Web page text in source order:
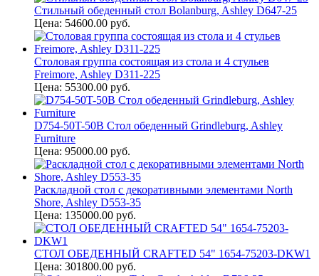
Стильный обеденный стол Bolanburg, Ashley D647-25
Цена: 54600.00 руб.
Столовая группа состоящая из стола и 4 стульев
Freimore, Ashley D311-225
Цена: 55300.00 руб.
D754-50T-50B Стол обеденный Grindleburg, Ashley
Furniture
Цена: 95000.00 руб.
Раскладной стол с декоративными элементами North
Shore, Ashley D553-35
Цена: 135000.00 руб.
СТОЛ ОБЕДЕННЫЙ CRAFTED 54" 1654-75203-DKW1
Цена: 301800.00 руб.